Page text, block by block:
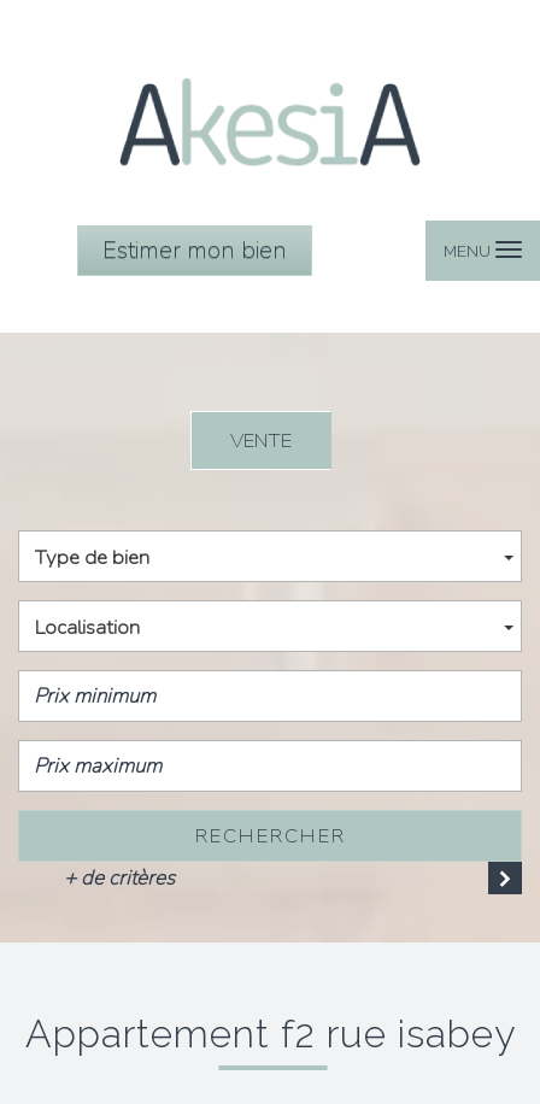
MENU
Estimer mon bien
VENTE
Type de bien
Localisation
RECHERCHER
+ de critères
appartement f2 rue isabey